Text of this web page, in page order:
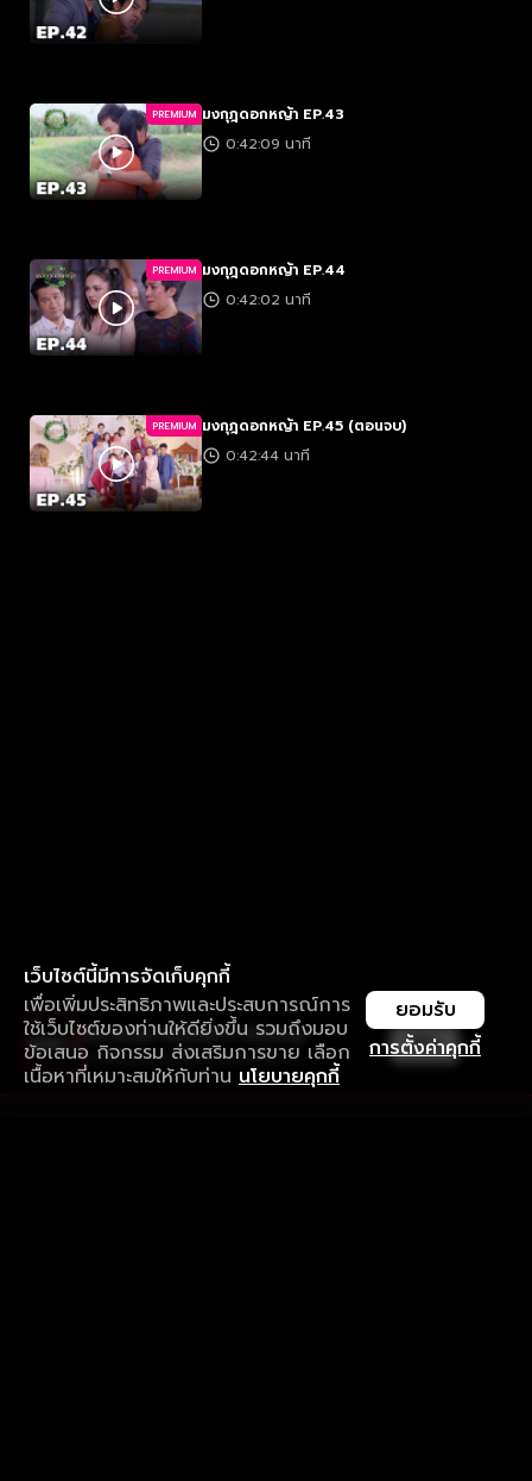
PREMIUM มงกุฎดอกหญ้า EP.43
0:42:09 นาที
PREMIUM มงกุฎดอกหญ้า EP.44
0:42:02 นาที
PREMIUM มงกุฎดอกหญ้า EP.45 (ตอนจบ)
0:42:44 นาที
เว็บไซต์นี้มีการจัดเก็บคุกกี้
เพื่อเพิ่มประสิทธิภาพและประสบการณ์การ
ใช้เว็บไซต์ของท่านให้ดียิ่งขึ้น รวมถึงมอบ
ข้อเสนอ กิจกรรม ส่งเสริมการขาย เลือก
เนื้อหาที่เหมาะสมให้กับท่าน นโยบายคุกกี้
การตั้งค่าคุกกี้
ยอมรับ
ใช้งานแอป ลื่นไหลกว่า ไม่มีสะดุด
ดาวน์โหลดแอปเพื่อการรับชมที่ดีกว่า เปิด